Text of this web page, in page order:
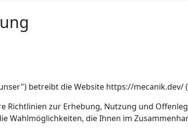
betreibt die Website https://mecanik.dev/
Richtlinien zur Erhebung, Nutzung und
Wahlmöglichkeiten, die Ihnen im